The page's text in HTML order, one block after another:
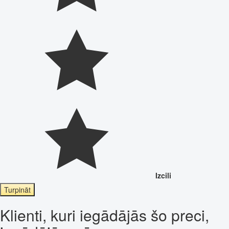
Izcili
Turpināt
Klienti, kuri iegādājās šo preci,